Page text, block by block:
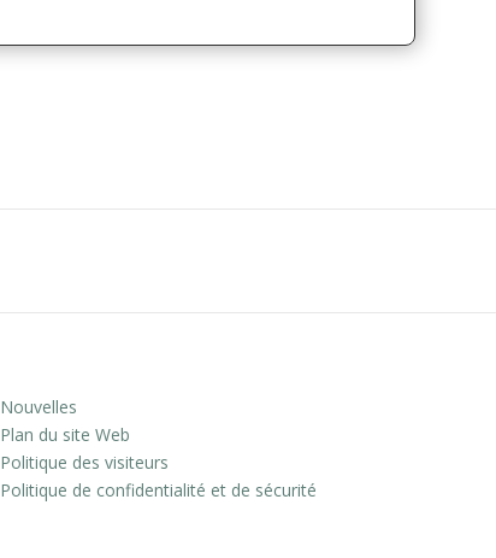
Nouvelles
Plan du site Web
Politique des visiteurs
Politique de confidentialité et de sécurité